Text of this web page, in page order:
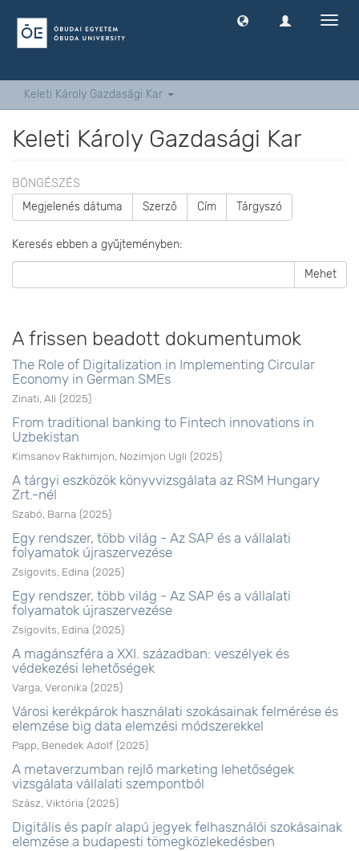
Keleti Károly Gazdasági Kar
Keleti Károly Gazdasági Kar
BÖNGÉSZÉS
Megjelenés dátuma Szerző Cím Tárgyszó
Keresés ebben a gyűjteményben:
Mehet
A frissen beadott dokumentumok
The Role of Digitalization in Implementing Circular
Economy in German SMEs
Zinati, Ali (2025)
From traditional banking to Fintech innovations in
Uzbekistan
Kimsanov Rakhimjon, Nozimjon Ugli (2025)
A tárgyi eszközök könyvvizsgálata az RSM Hungary
Zrt.-nél
Szabó, Barna (2025)
Egy rendszer, több világ - Az SAP és a vállalati
folyamatok újraszervezése
Zsigovits, Edina (2025)
Egy rendszer, több világ - Az SAP és a vállalati
folyamatok újraszervezése
Zsigovits, Edina (2025)
A magánszféra a XXI. században: veszélyek és
védekezési lehetőségek
Varga, Veronika (2025)
Városi kerékpárok használati szokásainak felmérése és
elemzése big data elemzési módszerekkel
Papp, Benedek Adolf (2025)
A metaverzumban rejlő marketing lehetőségek
vizsgálata vállalati szempontból
Szász, Viktória (2025)
Digitális és papír alapú jegyek felhasználói szokásainak
elemzése a budapesti tömegközlekedésben